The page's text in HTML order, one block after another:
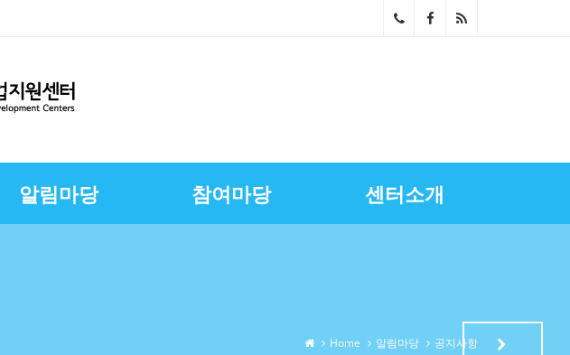
686
4~5
알림마당 참여마당 센터소개
Home 알림마당 공지사항